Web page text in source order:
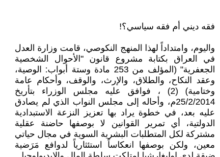
فقه ديني أم فقه سياسي؟!
واليوم، وامتداداً لهذا المنهج النكوصي، قامت وزارة العدل
في العراق بكتابة مشروع قانون "الأحوال الشخصية
الجعفرية" (المؤلف من 253 مادة وستة أبواب: الوصية،
وعقد النكاح، والطلاق، والإرث، والوقف، وأحكام عامة
وختامية) (2) ، فوافق عليه مجلس الوزراء بتأريخ
25/2/2014م، وأحاله إلى مجلس النواب الذي لم يصادق
عليه بعد، في خطوة يراد بها تعزيز النزعة الاستبدادية
الدولتية، أي تمرير القوانين لا بوصفها حاضنة عقلية
مشتركة لكل المتطلبات البشرية السوية في مجال حياتي
معين، ولكن بوصفها انعكاساً استئثارياً لدوافع مَرَضية